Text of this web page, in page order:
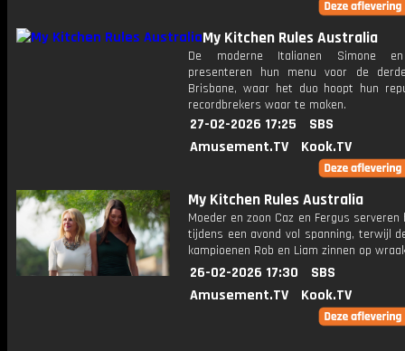
My Kitchen Rules Australia
De moderne Italianen Simone
presenteren hun menu voor de
Brisbane, waar het duo hoopt hun
recordbrekers waar te maken.
27-02-2026 17:25
SBS
Amusement.TV
Kook.TV
My Kitchen Rules Australia
Moeder en zoon Caz en Fergus serveren
tijdens een avond vol spanning, terwijl
kampioenen Rob en Liam zinnen op
26-02-2026 17:30
SBS
Amusement.TV
Kook.TV